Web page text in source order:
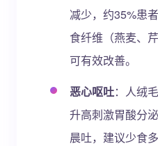
减少，约35%患
食纤维（燕麦、
可有效改善。
恶心呕吐：人绒
升高刺激胃酸分
晨吐，建议少食